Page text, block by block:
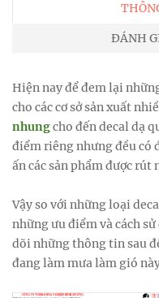
ĐÁNH
Hiện nay để đem lại
cho các cơ sở sản xuất
nhungcho đến decal dạ
điểm riêng nhưng đều có
ấn các sản phẩm được
Vậy so với những loại
những ưu điểm và cách
dõi những thông tin sau
đang làm mưa làm gió